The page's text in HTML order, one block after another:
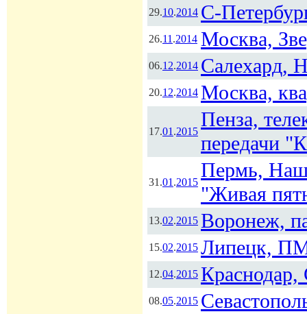
29.10.2014 С-
26.11.2014 Москва,
06.12.2014 Салехард,
20.12.2014 Москва,
17.01.2015
Пенза,
передачи
31.01.2015
Пермь,
"Живая
13.02.2015 Воронеж,
15.02.2015 Липецк,
12.04.2015
08.05.2015